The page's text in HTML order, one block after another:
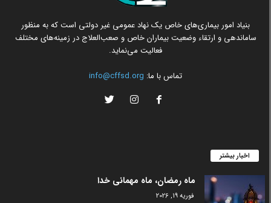
بنیاد امور بیماری‌های خاص یک نهاد عمومی غیر دولتی است که به منظور
ساماندهی و ارتقاء وضعیت بیماران خاص و صعب‌العلاج در زمینه‌های مختلف
فعالیت می‌نماید.
تماس با ما: info@cffsd.org
اخبار بیشتر
ماه رمضان، ماه مهمانی خدا
فوریه 19, 2026